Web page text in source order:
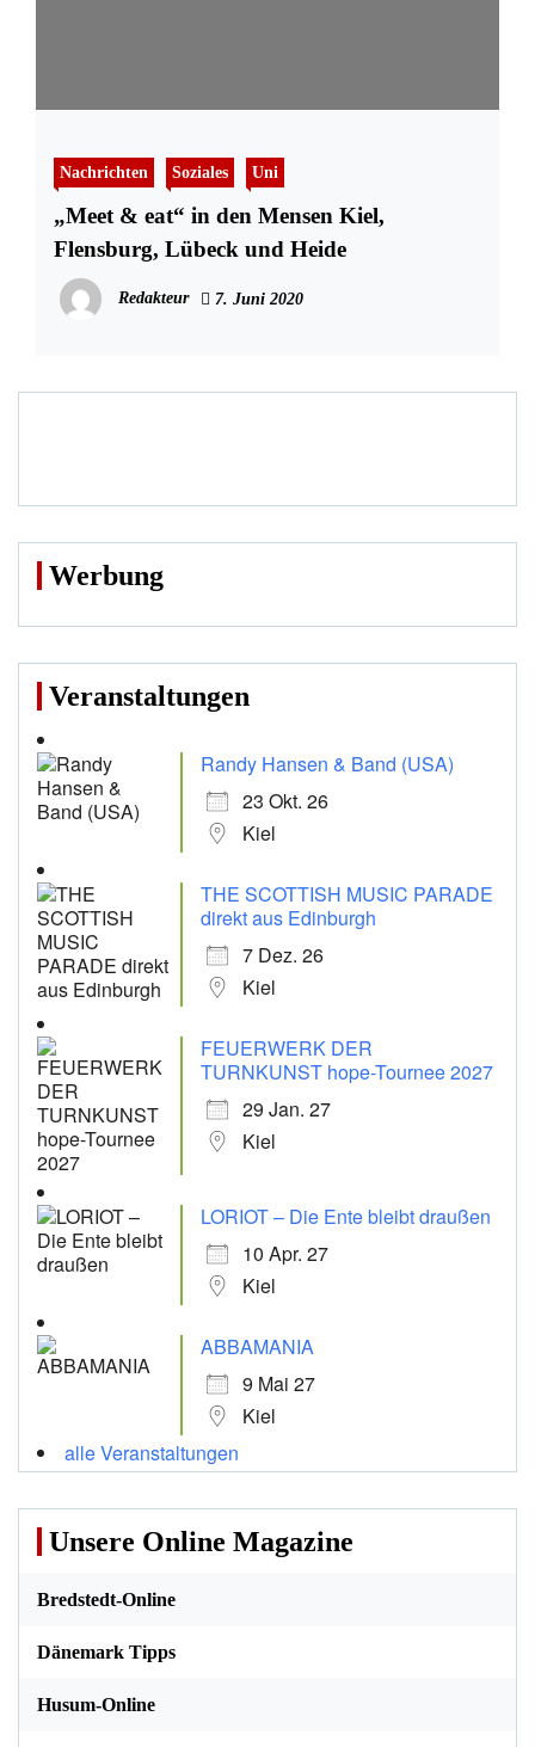
Nachrichten Soziales Uni
„Meet & eat“ in den Mensen Kiel,
Flensburg, Lübeck und Heide
Redakteur 7. Juni 2020
Werbung
Veranstaltungen
Randy Hansen & Band (USA)
23 Okt. 26
Kiel
THE SCOTTISH MUSIC PARADE
direkt aus Edinburgh
7 Dez. 26
Kiel
FEUERWERK DER
TURNKUNST hope-Tournee 2027
29 Jan. 27
Kiel
LORIOT – Die Ente bleibt draußen
10 Apr. 27
Kiel
ABBAMANIA
9 Mai 27
Kiel
alle Veranstaltungen
Unsere Online Magazine
Bredstedt-Online
Dänemark Tipps
Husum-Online